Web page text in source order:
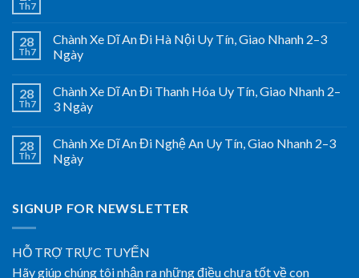
Th7
28
Th7
Chành Xe Dĩ An Đi Hà Nội Uy Tín, Giao Nhanh 2–3
Ngày
28
Th7
Chành Xe Dĩ An Đi Thanh Hóa Uy Tín, Giao Nhanh 2–
3 Ngày
28
Th7
Chành Xe Dĩ An Đi Nghệ An Uy Tín, Giao Nhanh 2–3
Ngày
SIGNUP FOR NEWSLETTER
HỖ TRỢ TRỰC TUYẾN
Hãy giúp chúng tôi nhận ra những điều chưa tốt về con